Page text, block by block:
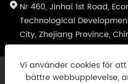
Nr 460, Jinhai 1st Road,
Technological
City, Zhejiang Province,
Copyright © 2025
Vi använder cookies för
bättre webbupplevelse,